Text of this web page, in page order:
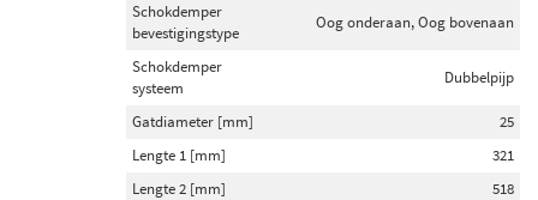
Schokdemper
bevestigingstype
Oog onderaan, Oog bovenaan
Schokdemper
systeem
Dubbelpijp
Gatdiameter [mm]
25
Lengte 1 [mm]
321
Lengte 2 [mm]
518